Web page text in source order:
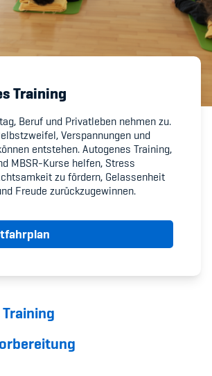
/ FAQ
Training
Beruf und Privatleben nehmen zu.
Verspannungen und
entstehen. Autogenes Training,
MBSR-Kurse helfen, Stress
zu fördern, Gelassenheit
Freude zurückzugewinnen.